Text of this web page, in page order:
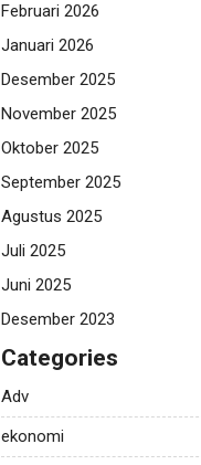
Februari 2026
Januari 2026
Desember 2025
November 2025
Oktober 2025
September 2025
Agustus 2025
Juli 2025
Juni 2025
Desember 2023
Categories
Adv
ekonomi